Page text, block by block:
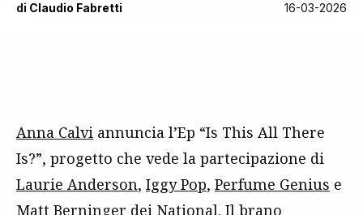
di Claudio Fabretti 16-03-2026
Anna Calvi annuncia l’Ep “Is This All There
Is?”, progetto che vede la partecipazione di
Laurie Anderson, Iggy Pop, Perfume Genius e
Matt Berninger dei National. Il brano